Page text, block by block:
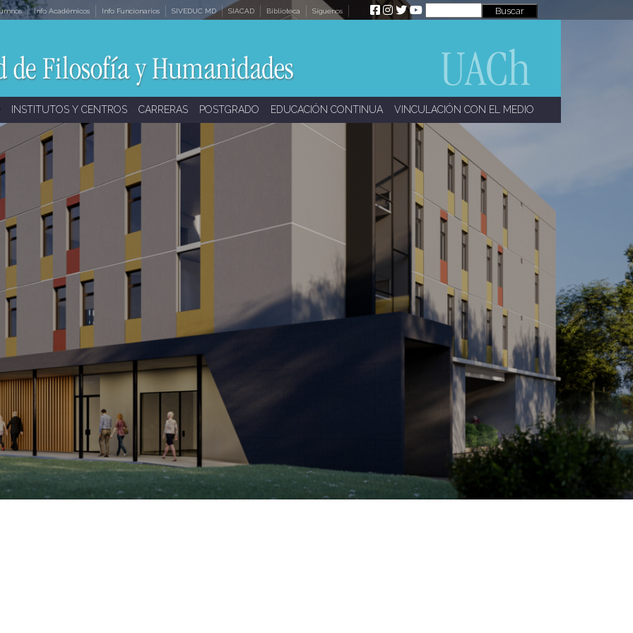
Info Académicos Info Funcionarios SIVEDUC MD SIACAD Biblioteca Síguenos
INSTITUTOS Y CENTROS CARRERAS POSTGRADO EDUCACIÓN CONTINUA VINCULACIÓN CON EL MEDIO